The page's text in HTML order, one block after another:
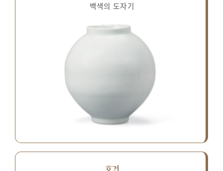
백색의 도자기